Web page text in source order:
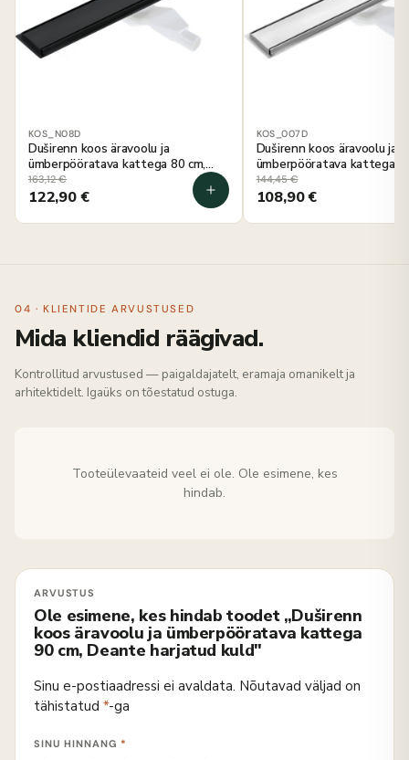
KOS_N08D
Duširenn koos äravoolu ja
ümberpööratava kattega 80 cm,
Deante must
163,12€
122,90€
KOS_007D
Duširenn koos äravoolu ja
ümberpööratava kattega
Deante harjatud teras
144,45€
108,90€
04 · KLIENTIDE ARVUSTUSED
Mida kliendid räägivad.
Kontrollitud arvustused — paigaldajatelt, eramaja omanikelt ja
arhitektidelt. Igaüks on tõestatud ostuga.
Tooteülevaateid veel ei ole. Ole esimene, kes
hindab.
Ole esimene, kes hindab toodet „Duširenn
koos äravoolu ja ümberpööratava kattega
90 cm, Deante harjatud kuld"
Sinu e-postiaadressi ei avaldata. Nõutavad väljad on
tähistatud *-ga
SINU HINNANG *